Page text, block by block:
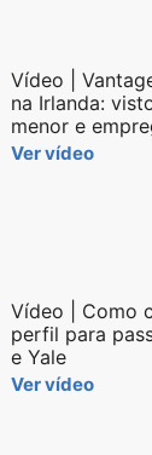
Vídeo |
na Irlanda:
menor e
Ver vídeo
Vídeo | Como
perfil para
e Yale
Ver vídeo